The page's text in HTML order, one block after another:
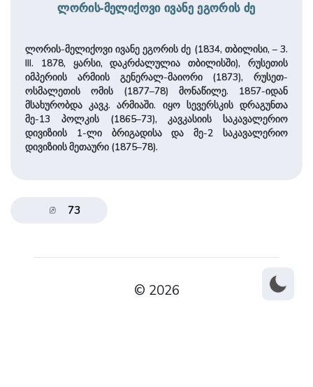
ლორის-მელიქოვი ივანე ეგორის ძე
ლორის-მელიქოვი ივანე ეგორის ძე (1834, თბილისი, – 3.
III. 1878, ყარსი, დაკრძალულია თბილისში), რუსეთის
იმპერიის არმიის გენერალ-მაიორი (1873), რუსეთ-
ოსმალეთის ომის (1877–78) მონაწილე. 1857-იდან
მსახურობდა კავკ. არმიაში. იყო სევერსკის დრაგუნთა
მე-13 პოლკის (1865–73), კავკასიის საკავალერიო
დივიზიის 1-ლი ბრიგადისა და მე-2 საკავალერიო
დივიზიის მეთაური (1875–78).
73
© 2026